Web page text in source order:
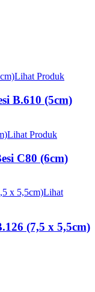
Lihat Produk
B.610 (5cm)
Lihat Produk
C80 (6cm)
Lihat
(7,5 x 5,5cm)